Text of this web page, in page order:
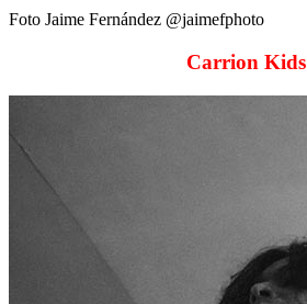
Foto Jaime Fernández @jaimefphoto
Carrion Kids